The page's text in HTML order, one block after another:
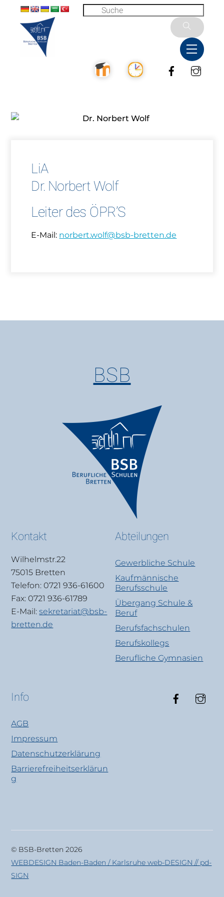
content
Menu
Facebook
LiA
Dr. Norbert Wolf
Leiter des ÖPR’S
E-Mail: norbert.wolf@bsb-bretten.de
BSB
Kontakt
Wilhelmstr.22
75015 Bretten
Telefon: 0721 936-61600
Fax: 0721 936-61789
E-Mail: sekretariat@bsb-
bretten.de
Abteilungen
Gewerbliche Schule
Kaufmännische
Berufsschule
Übergang Schule &
Beruf
Berufsfachschulen
Berufskollegs
Berufliche Gymnasien
Info
AGB
Impressum
Datenschutzerklärung
Barrierefreiheitserklärun
g
Facebook
© BSB-Bretten 2026
WEBDESIGN Baden-Baden / Karlsruhe web-DESIGN // pd-
SIGN